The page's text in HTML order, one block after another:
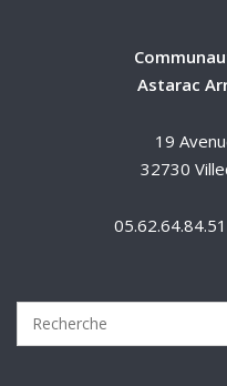
Astarac
19
32730